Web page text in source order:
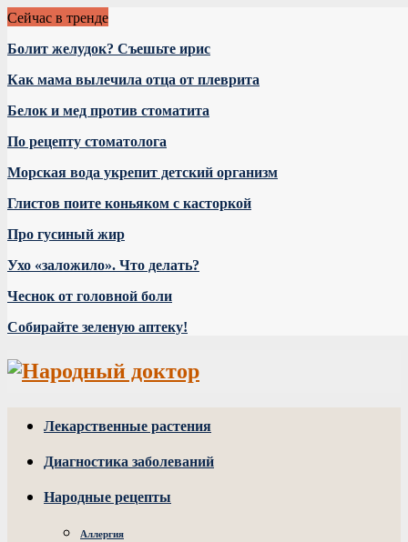
Сейчас в тренде
Болит желудок? Съешьте ирис
Как мама вылечила отца от плеврита
Белок и мед против стоматита
По рецепту стоматолога
Морская вода укрепит детский организм
Глистов поите коньяком с касторкой
Про гусиный жир
Ухо «заложило». Что делать?
Чеснок от головной боли
Собирайте зеленую аптеку!
Лекарственные растения
Диагностика заболеваний
Народные рецепты
Аллергия